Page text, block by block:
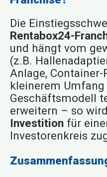
Die
Rentabox24-
und hängt vom
(z.B.
Anlage,
kleinerem
Geschäftsmodell
erweitern – so
Investitionfür
Investorenkreis